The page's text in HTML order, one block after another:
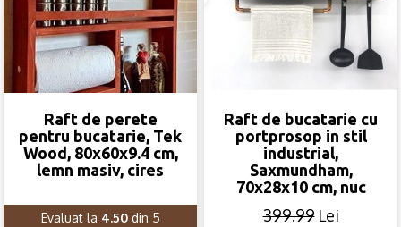
Raft de perete
pentru bucatarie, Tek
Wood, 80x60x9.4 cm,
lemn masiv, cires
Evaluat la 4.50din 5
Raft de bucatarie cu
portprosop in stil
industrial,
Saxmundham,
70x28x10 cm, nuc
399.99 Lei